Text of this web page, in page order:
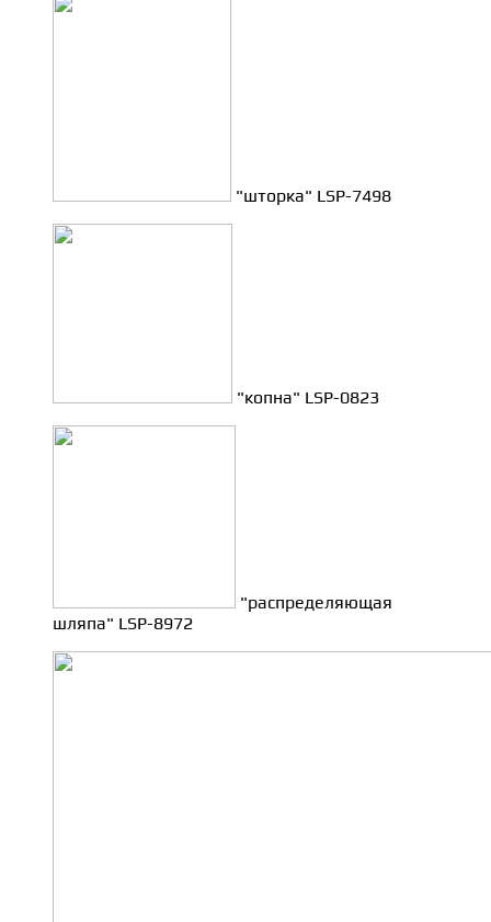
"шторка" LSP-7498
"копна" LSP-0823
"распределяющая
шляпа" LSP-8972